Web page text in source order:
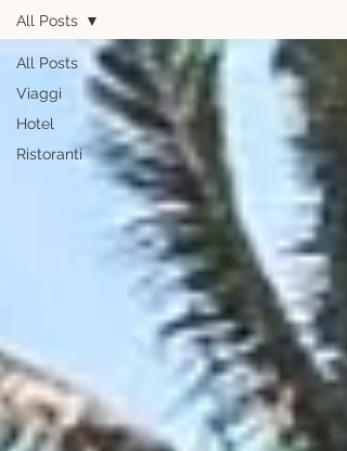
All Posts
Viaggi
Hotel
Ristoranti
All Posts